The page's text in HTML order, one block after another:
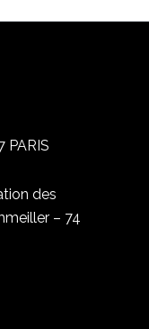
PARIS
des
– 74